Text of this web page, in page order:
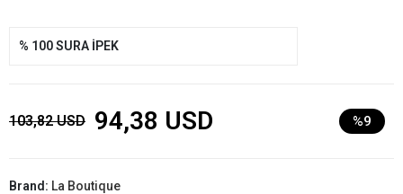
% 100 SURA İPEK
103,82 USD 94,38 USD %9
Brand: La Boutique